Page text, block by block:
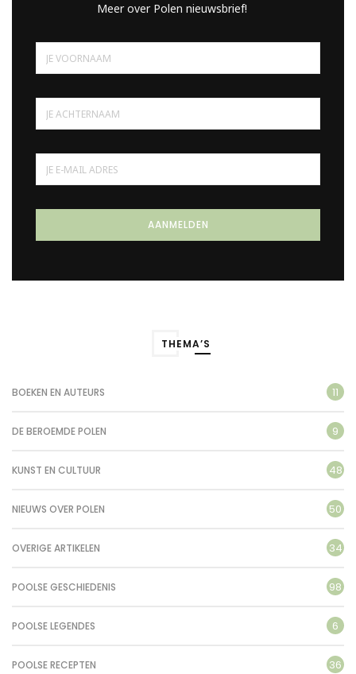
Meer over Polen nieuwsbrief!
THEMA’S
BOEKEN EN AUTEURS 11
DE BEROEMDE POLEN 9
KUNST EN CULTUUR 48
NIEUWS OVER POLEN 50
OVERIGE ARTIKELEN 34
POOLSE GESCHIEDENIS 98
POOLSE LEGENDES 6
POOLSE RECEPTEN 36